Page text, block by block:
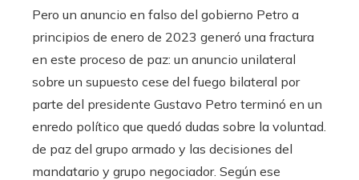
Pero un anuncio en falso del gobierno Petro a
principios de enero de 2023 generó una fractura
en este proceso de paz: un anuncio unilateral
sobre un supuesto cese del fuego bilateral por
parte del presidente Gustavo Petro terminó en un
enredo político que quedó dudas sobre la voluntad.
de paz del grupo armado y las decisiones del
mandatario y grupo negociador. Según ese